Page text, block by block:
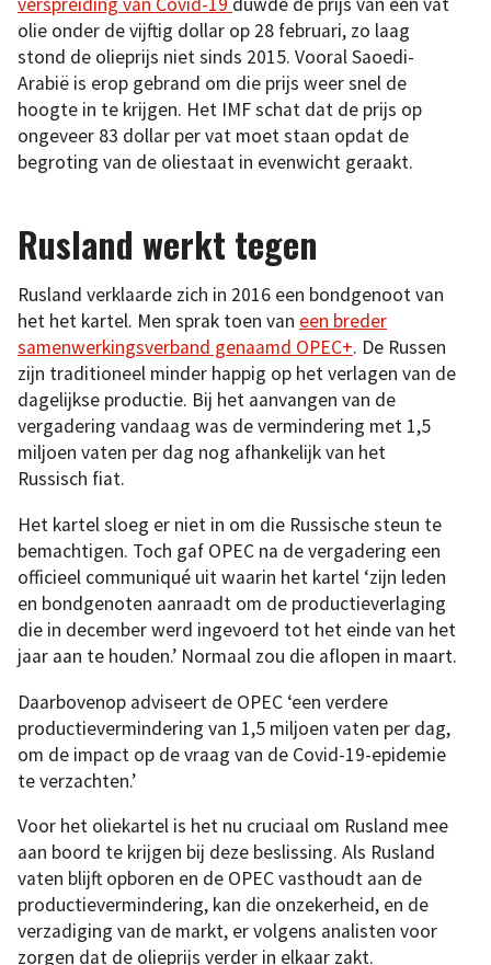
olie onder de vijftig dollar op 28 februari, zo laag
stond de olieprijs niet sinds 2015. Vooral Saoedi-
Arabië is erop gebrand om die prijs weer snel de
hoogte in te krijgen. Het IMF schat dat de prijs op
ongeveer 83 dollar per vat moet staan opdat de
begroting van de oliestaat in evenwicht geraakt.
Rusland werkt tegen
Rusland verklaarde zich in 2016 een bondgenoot van
het het kartel. Men sprak toen van een breder
samenwerkingsverband genaamd OPEC+. De Russen
zijn traditioneel minder happig op het verlagen van de
dagelijkse productie. Bij het aanvangen van de
vergadering vandaag was de vermindering met 1,5
miljoen vaten per dag nog afhankelijk van het
Russisch fiat.
Het kartel sloeg er niet in om die Russische steun te
bemachtigen. Toch gaf OPEC na de vergadering een
officieel communiqué uit waarin het kartel ‘zijn leden
en bondgenoten aanraadt om de productieverlaging
die in december werd ingevoerd tot het einde van het
jaar aan te houden.’ Normaal zou die aflopen in maart.
Daarbovenop adviseert de OPEC ‘een verdere
productievermindering van 1,5 miljoen vaten per dag,
om de impact op de vraag van de Covid-19-epidemie
te verzachten.’
Voor het oliekartel is het nu cruciaal om Rusland mee
aan boord te krijgen bij deze beslissing. Als Rusland
vaten blijft opboren en de OPEC vasthoudt aan de
productievermindering, kan die onzekerheid, en de
verzadiging van de markt, er volgens analisten voor
zorgen dat de olieprijs verder in elkaar zakt.